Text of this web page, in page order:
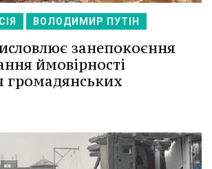
ВОЛОДИМИР ПУТІН
занепокоєння
ймовірності
громадянських